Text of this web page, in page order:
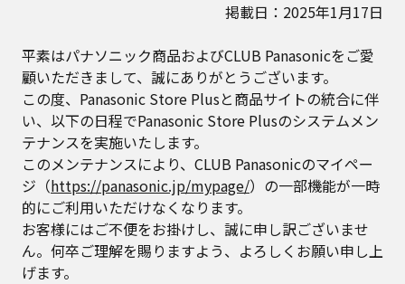
掲載日：2025年1月17日
平素はパナソニック商品およびCLUB Panasonicをご愛
顧いただきまして、誠にありがとうございます。
この度、Panasonic Store Plusと商品サイトの統合に伴
い、以下の日程でPanasonic Store Plusのシステムメン
テナンスを実施いたします。
このメンテナンスにより、CLUB Panasonicのマイペー
ジ（https://panasonic.jp/mypage/）の一部機能が一時
的にご利用いただけなくなります。
お客様にはご不便をお掛けし、誠に申し訳ございませ
ん。何卒ご理解を賜りますよう、よろしくお願い申し上
げます。